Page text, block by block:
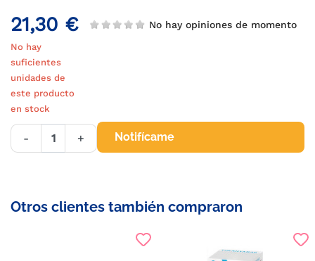
21,30 € No hay opiniones de momento
No hay
suficientes
unidades de
este producto
en stock
- + Notifícame
Otros clientes también compraron